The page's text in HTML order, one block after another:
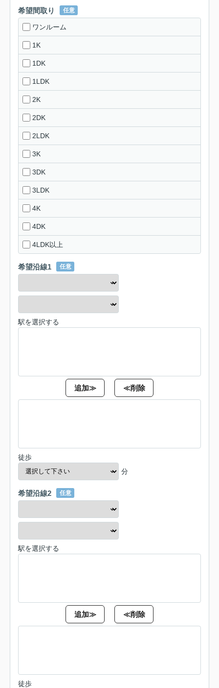
希望間取り 任意
ワンルーム
1K
1DK
1LDK
2K
2DK
2LDK
3K
3DK
3LDK
4K
4DK
4LDK以上
希望沿線1 任意
駅を選択する
追加≫ ≪削除
徒歩
分
希望沿線2 任意
駅を選択する
追加≫ ≪削除
徒歩